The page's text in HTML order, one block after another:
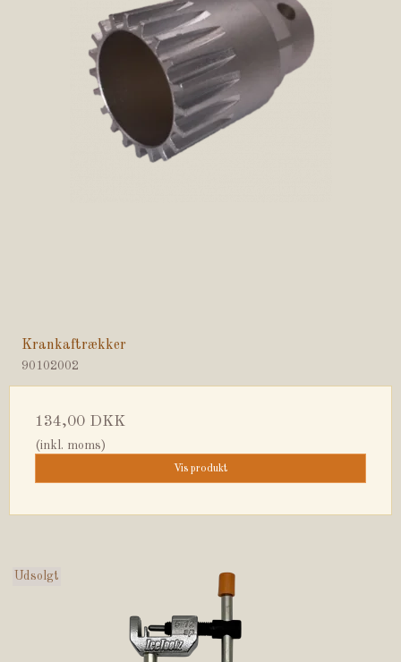
Krankaftrækker
90102002
134,00 DKK
(inkl. moms)
Vis produkt
Udsolgt